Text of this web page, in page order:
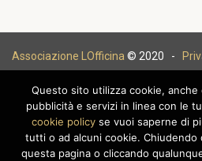
Associazione LOfficina © 2020 -
Questo sito utilizza cookie,
pubblicità e servizi in linea con le
cookie policyse vuoi saperne di
tutti o ad alcuni cookie.
questa pagina o cliccando